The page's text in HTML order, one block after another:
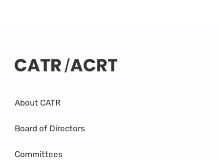
About CATR
Board of Directors
Committees